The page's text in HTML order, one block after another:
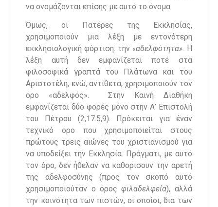
να ονομάζονται επίσης με αυτό το όνομα.
Όμως, οι Πατέρες της Εκκλησίας,
χρησιμοποιούν μια λέξη με εντονότερη
εκκλησιολογική φόρτιση: την «αδελφότητα». Η
λέξη αυτή δεν εμφανίζεται ποτέ στα
φιλοσοφικά γραπτά του Πλάτωνα και του
Αριστοτέλη, ενώ, αντίθετα, χρησιμοποιούν τον
όρο «αδελφός». Στην Καινή Διαθήκη
εμφανίζεται δύο φορές μόνο στην Α’ Επιστολή
του Πέτρου (2,17.5,9). Πρόκειται για έναν
τεχνικό όρο που χρησιμοποιείται στους
πρώτους τρεις αιώνες του χριστιανισμού για
να υποδείξει την Εκκλησία. Πράγματι, με αυτό
τον όρο, δεν ήθελαν να καθορίσουν την αρετή
της αδελφοσύνης (προς τον σκοπό αυτό
χρησιμοποιούταν ο όροςφιλαδελφεία), αλλά
την κοινότητα των πιστών, οι οποίοι, δια των